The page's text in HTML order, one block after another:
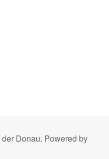
Donau. Powered by